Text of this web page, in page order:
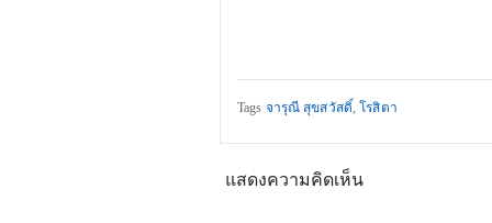
Tags จารุณี สุขสวัสดิ์,โรสิตา
แสดงความคิดเห็น